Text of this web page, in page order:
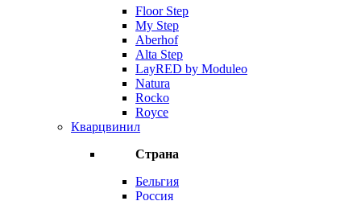
Floor Step
My Step
Aberhof
Alta Step
LayRED by Moduleo
Natura
Rocko
Royce
Кварцвинил
Страна
Бельгия
Россия